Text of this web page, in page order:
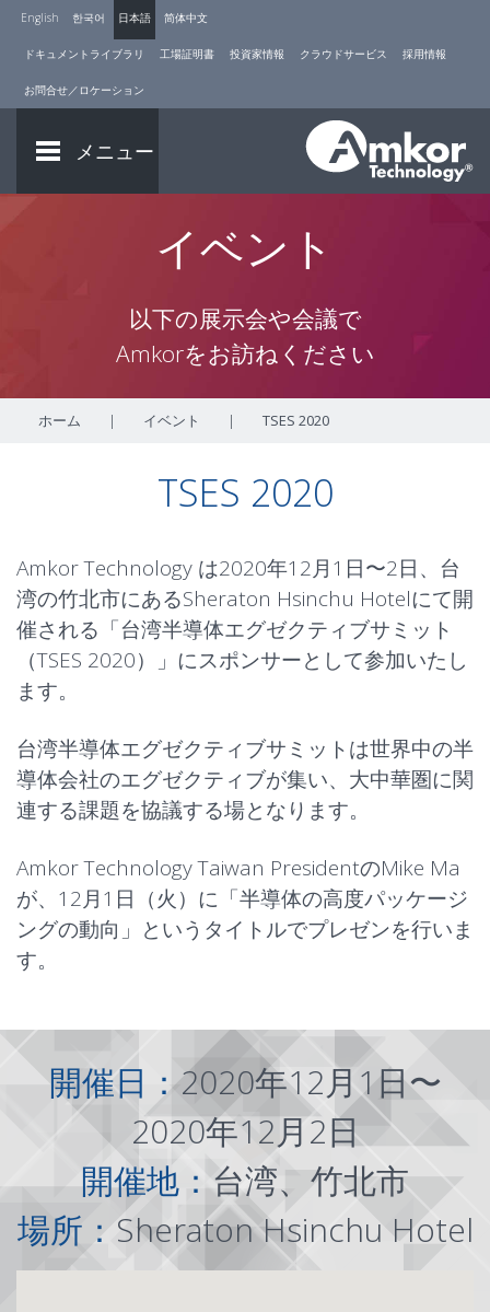
English 한국어 日本語 简体中文
ドキュメントライブラリ 工場証明書 投資家情報 クラウドサービス 採用情報
お問合せ／ロケーション
メニュー
イベント
以下の展示会や会議で
Amkorをお訪ねください
ホーム | イベント | TSES 2020
TSES 2020
Amkor Technology は2020年12月1日〜2日、台
湾の竹北市にあるSheraton Hsinchu Hotelにて開
催される「台湾半導体エグゼクティブサミット
（TSES 2020）」にスポンサーとして参加いたし
ます。
台湾半導体エグゼクティブサミットは世界中の半
導体会社のエグゼクティブが集い、大中華圏に関
連する課題を協議する場となります。
Amkor Technology Taiwan PresidentのMike Ma
が、12月1日（火）に「半導体の高度パッケージ
ングの動向 」というタイトルでプレゼンを行いま
す。
開催日：2020年12月1日〜
2020年12月2日
開催地：台湾、竹北市
場所： Sheraton Hsinchu Hotel